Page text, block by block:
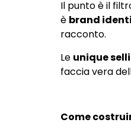
Il punto è il
è brand
racconto.
Le unique
faccia vera
Come